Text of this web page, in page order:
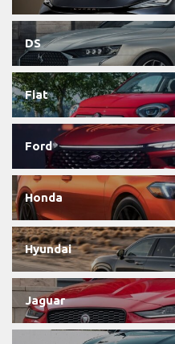
DS
Fiat
Ford
Honda
Hyundai
Jaguar